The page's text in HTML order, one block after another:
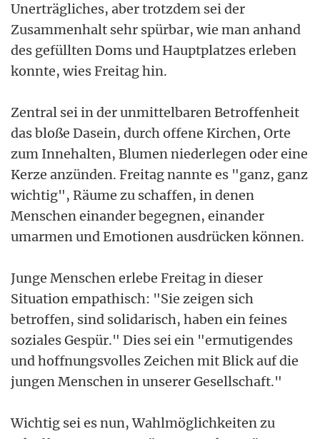
Unerträgliches, aber trotzdem sei der
Zusammenhalt sehr spürbar, wie man anhand
des gefüllten Doms und Hauptplatzes erleben
konnte, wies Freitag hin.
Zentral sei in der unmittelbaren Betroffenheit
das bloße Dasein, durch offene Kirchen, Orte
zum Innehalten, Blumen niederlegen oder eine
Kerze anzünden. Freitag nannte es "ganz, ganz
wichtig", Räume zu schaffen, in denen
Menschen einander begegnen, einander
umarmen und Emotionen ausdrücken können.
Junge Menschen erlebe Freitag in dieser
Situation empathisch: "Sie zeigen sich
betroffen, sind solidarisch, haben ein feines
soziales Gespür." Dies sei ein "ermutigendes
und hoffnungsvolles Zeichen mit Blick auf die
jungen Menschen in unserer Gesellschaft."
Wichtig sei es nun, Wahlmöglichkeiten zu